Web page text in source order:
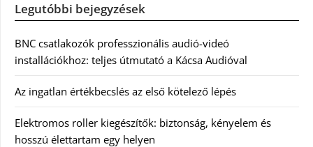
Legutóbbi bejegyzések
BNC csatlakozók professzionális audió-videó
installációkhoz: teljes útmutató a Kácsa Audióval
Az ingatlan értékbecslés az első kötelező lépés
Elektromos roller kiegészítők: biztonság, kényelem és
hosszú élettartam egy helyen